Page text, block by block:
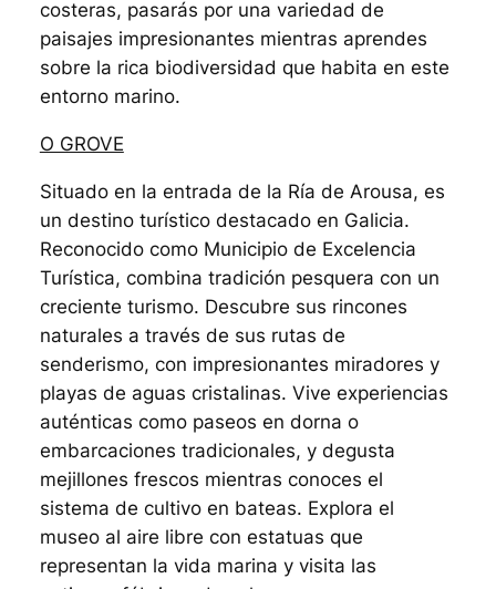
costeras, pasarás por una variedad de
paisajes impresionantes mientras aprendes
sobre la rica biodiversidad que habita en este
entorno marino.
O GROVE
Situado en la entrada de la Ría de Arousa, es
un destino turístico destacado en Galicia.
Reconocido como Municipio de Excelencia
Turística, combina tradición pesquera con un
creciente turismo. Descubre sus rincones
naturales a través de sus rutas de
senderismo, con impresionantes miradores y
playas de aguas cristalinas. Vive experiencias
auténticas como paseos en dorna o
embarcaciones tradicionales, y degusta
mejillones frescos mientras conoces el
sistema de cultivo en bateas. Explora el
museo al aire libre con estatuas que
representan la vida marina y visita las